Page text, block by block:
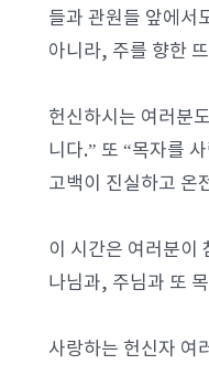
들과 관원들 앞에서
아니라, 주를 향한
헌신하시는 여러분
니다.” 또 “목자를
고백이 진실하고 온
이 시간은 여러분이
나님과, 주님과 또
사랑하는 헌신자 여